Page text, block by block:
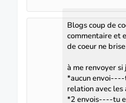
Blogs coup de
commentaire et
de coeur ne
à me renvoyer
*aucun
relation avec les
*2 envois----tu